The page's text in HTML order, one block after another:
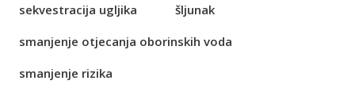
sekvestracija ugljika
šljunak
smanjenje otjecanja oborinskih voda
smanjenje rizika